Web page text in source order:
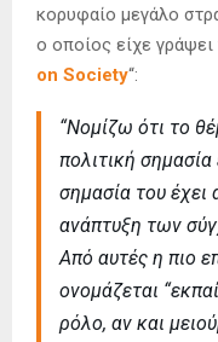
κορυφαίο μεγάλο
ο οποίος είχε
on Society“:
“Νομίζω ότι το
πολιτική
σημασία του έχει
ανάπτυξη των
Από αυτές η πιο
ονομάζεται
ρόλο, αν και